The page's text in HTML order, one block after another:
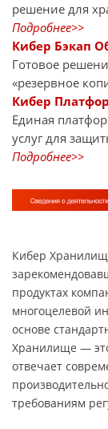
решение для
Подробнее>>
Кибер Бэкап
Готовое
«резервное
Кибер
Единая
услуг для
Подробнее>>
Кибер
продуктах
многоцелевой
основе
Хранилище —
отвечает
требованиям